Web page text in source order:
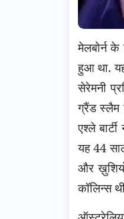
मेलबोर्न
हुआ था.
सेरेमनी
ग्रैंड स्लैम
एश्ले
यह 44
और
कॉलिन्स